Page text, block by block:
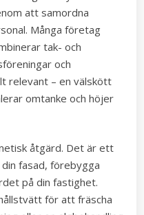
att samordna
Många företag
tak- och
och
relevant – en välskött
omtanke och höjer
åtgärd. Det är ett
fasad, förebygga
på din fastighet.
för att fräscha